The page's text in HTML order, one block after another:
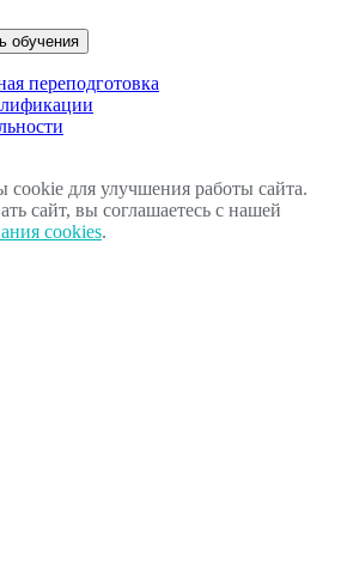
обучения
переподготовка
для улучшения работы сайта.
сайт, вы соглашаетесь с нашей
cookies.